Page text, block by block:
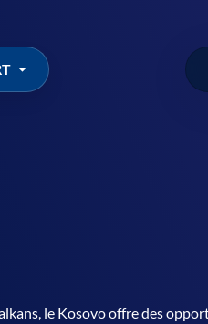
le Kosovo offre des